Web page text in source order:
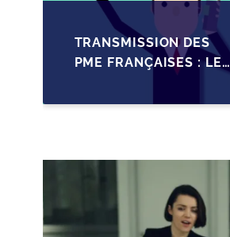
TRANSMISSION DES
PME FRANÇAISES : LES
PACTE DUTREIL